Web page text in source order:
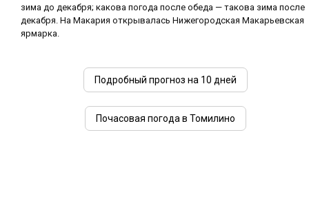
зима до декабря; какова погода после обеда — такова зима после
декабря. На Макария открывалась Нижегородская Макарьевская
ярмарка.
Подробный прогноз на 10 дней
Почасовая погода в Томилино